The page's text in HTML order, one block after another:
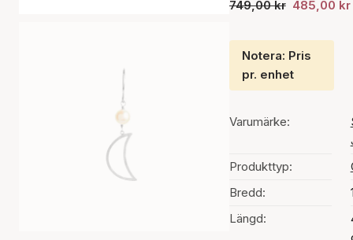
749,00 kr 485,00 kr
Notera: Pris
pr. enhet
Varumärke:
Produkttyp:
Bredd:
Längd: